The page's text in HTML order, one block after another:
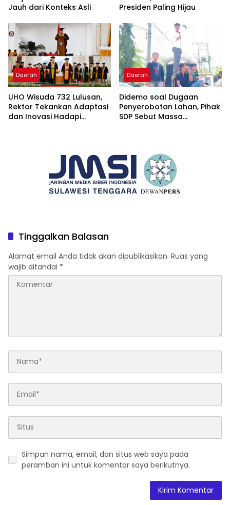
Jauh dari Konteks Asli
Presiden Paling Hijau
Daerah
UHO Wisuda 732 Lulusan,
Rektor Tekankan Adaptasi
dan Inovasi Hadapi
Daerah
Didemo soal Dugaan
Penyerobotan Lahan, Pihak
SDP Sebut Massa
Tinggalkan Balasan
Alamat email Anda tidak akan dipublikasikan. Ruas yang
wajib ditandai *
Simpan nama, email, dan situs web saya pada
peramban ini untuk komentar saya berikutnya.